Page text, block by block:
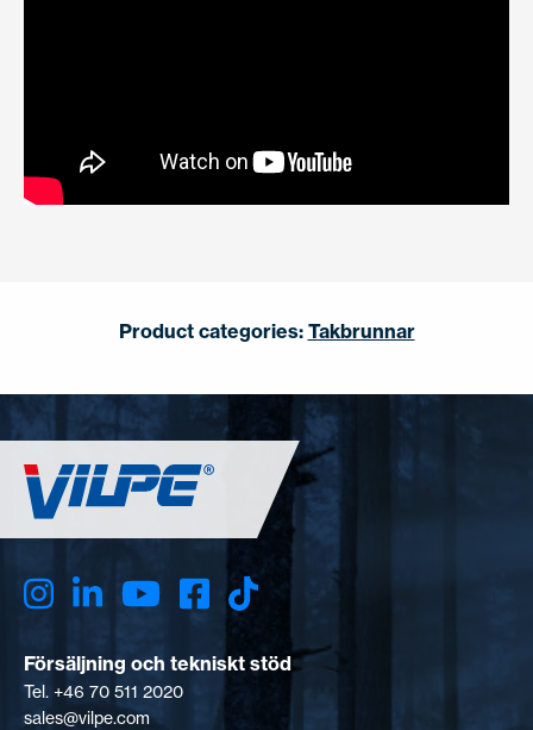
Product categories: Takbrunnar
Försäljning och tekniskt stöd
Tel. +46 70 511 2020
sales@vilpe.com